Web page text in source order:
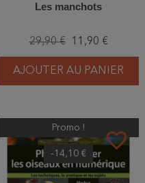
Les manchots
29,90 € 11,90 €
AJOUTER AU PANIER
favorite_border
Promo !
-14,10 €